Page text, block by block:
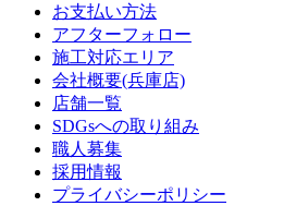
お支払い方法
アフターフォロー
施工対応エリア
会社概要(兵庫店)
店舗一覧
SDGsへの取り組み
職人募集
採用情報
プライバシーポリシー